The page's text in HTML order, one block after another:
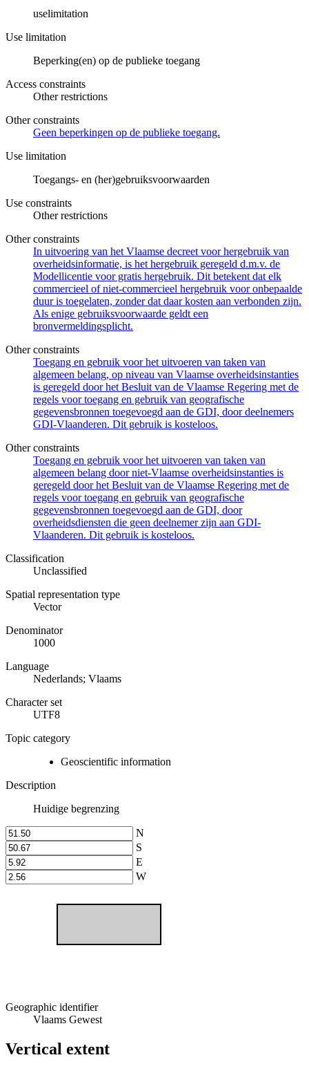
uselimitation
Use limitation
Beperking(en) op de publieke toegang
Access constraints
Other restrictions
Other constraints
Geen beperkingen op de publieke toegang.
Use limitation
Toegangs- en (her)gebruiksvoorwaarden
Use constraints
Other restrictions
Other constraints
In uitvoering van het Vlaamse decreet voor hergebruik van
overheidsinformatie, is het hergebruik geregeld d.m.v. de
Modellicentie voor gratis hergebruik. Dit betekent dat elk
commercieel of niet-commercieel hergebruik voor onbepaalde
duur is toegelaten, zonder dat daar kosten aan verbonden zijn.
Als enige gebruiksvoorwaarde geldt een
bronvermeldingsplicht.
Other constraints
Toegang en gebruik voor het uitvoeren van taken van
algemeen belang, op niveau van Vlaamse overheidsinstanties
is geregeld door het Besluit van de Vlaamse Regering met de
regels voor toegang en gebruik van geografische
gegevensbronnen toegevoegd aan de GDI, door deelnemers
GDI-Vlaanderen. Dit gebruik is kosteloos.
Other constraints
Toegang en gebruik voor het uitvoeren van taken van
algemeen belang door niet-Vlaamse overheidsinstanties is
geregeld door het Besluit van de Vlaamse Regering met de
regels voor toegang en gebruik van geografische
gegevensbronnen toegevoegd aan de GDI, door
overheidsdiensten die geen deelnemer zijn aan GDI-
Vlaanderen. Dit gebruik is kosteloos.
Classification
Unclassified
Spatial representation type
Vector
Denominator
1000
Language
Nederlands; Vlaams
Character set
UTF8
Topic category
Geoscientific information
Description
Huidige begrenzing
N
S
E
W
Geographic identifier
Vlaams Gewest
Vertical extent